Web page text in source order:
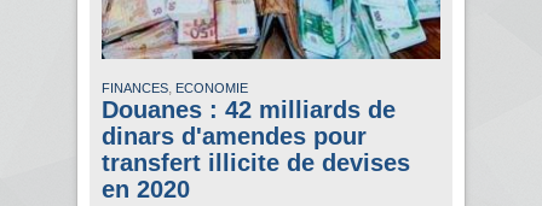
FINANCES, ECONOMIE
Douanes : 42 milliards de
dinars d'amendes pour
transfert illicite de devises
en 2020